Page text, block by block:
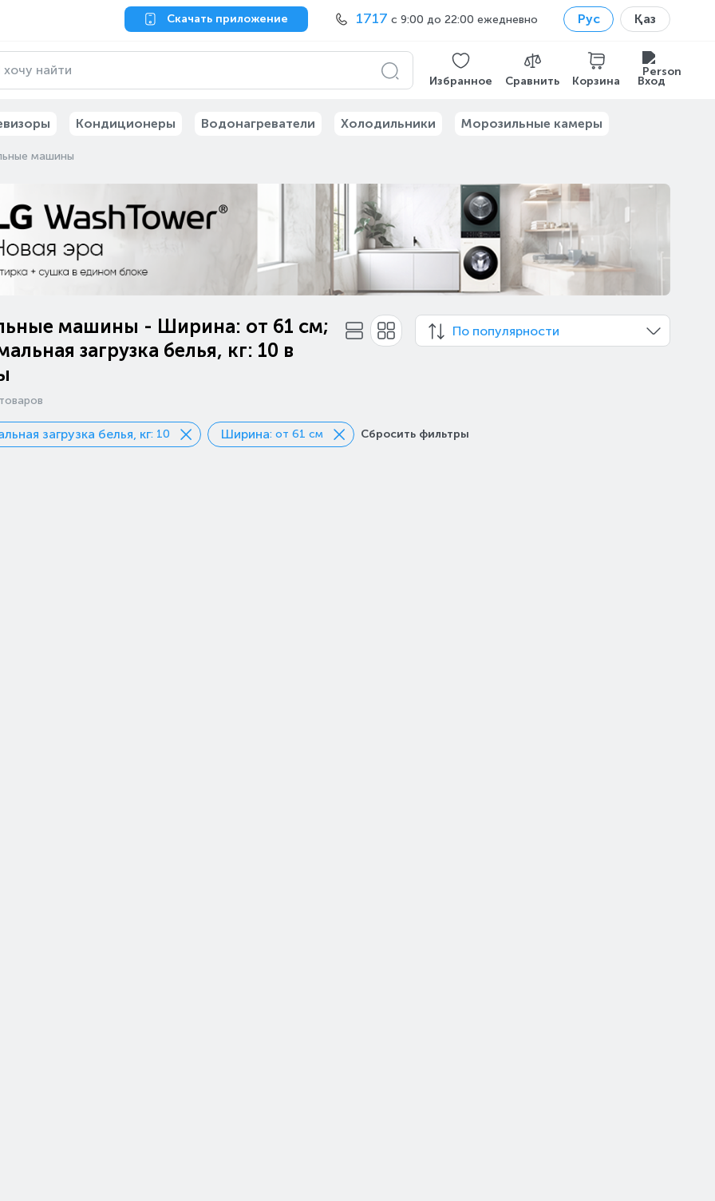
Скачать приложение 1717 с 9:00 до 22:00 ежедневно Рус Қаз
Избранное Сравнить Корзина Вход
Кондиционеры Водонагреватели Холодильники Морозильные камеры
машины
машины - Ширина: от 61 см;
загрузка белья, кг: 10 в
По популярности
загрузка белья, кг: 10 Ширина: от 61 см Сбросить фильтры